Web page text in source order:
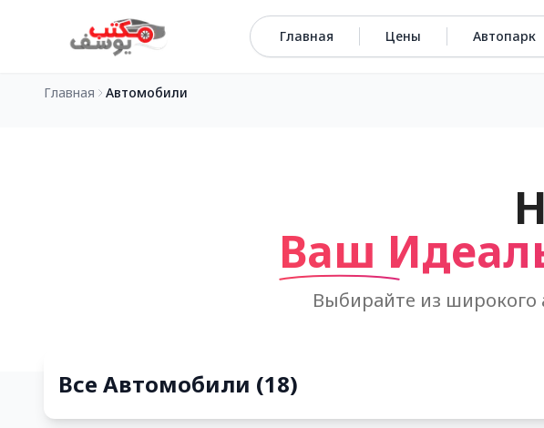
Главная Цены Автопарк
Главная Автомобили
Ваш
Выбирайте из
Все Автомобили (18)